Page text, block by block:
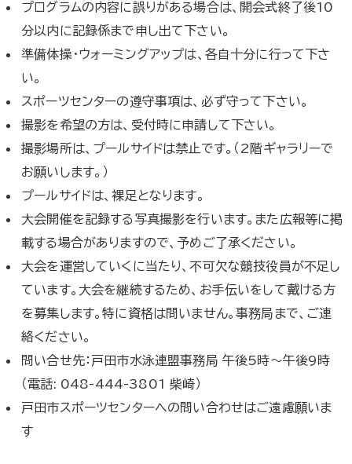
プログラムの内容に誤りがある場合は、開会式終了後10
分以内に記録係まで申し出て下さい。
準備体操・ウォーミングアップは、各自十分に行って下さ
い。
スポーツセンターの遵守事項は、必ず守って下さい。
撮影を希望の方は、受付時に申請して下さい。
撮影場所は、プールサイドは禁止です。（2階ギャラリーで
お願いします。）
プールサイドは、裸足となります。
大会開催を記録する写真撮影を行います。また広報等に掲
載する場合がありますので、予めご了承ください。
大会を運営していくに当たり、不可欠な競技役員が不足し
ています。大会を継続するため、お手伝いをして戴ける方
を募集します。特に資格は問いません。事務局まで、ご連
絡ください。
問い合せ先：戸田市水泳連盟事務局 午後5時～午後9時
（電話: 048-444-3801 柴崎）
戸田市スポーツセンターへの問い合わせはご遠慮願いま
す